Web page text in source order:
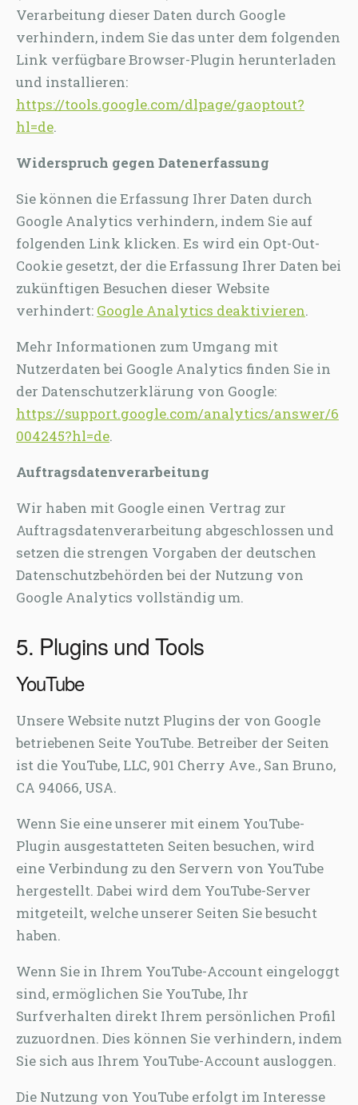
Verarbeitung dieser Daten durch Google
verhindern, indem Sie das unter dem folgenden
Link verfügbare Browser-Plugin herunterladen
und installieren:
https://tools.google.com/dlpage/gaoptout?
hl=de.
Widerspruch gegen Datenerfassung
Sie können die Erfassung Ihrer Daten durch
Google Analytics verhindern, indem Sie auf
folgenden Link klicken. Es wird ein Opt-Out-
Cookie gesetzt, der die Erfassung Ihrer Daten bei
zukünftigen Besuchen dieser Website
verhindert: Google Analytics deaktivieren.
Mehr Informationen zum Umgang mit
Nutzerdaten bei Google Analytics finden Sie in
der Datenschutzerklärung von Google:
https://support.google.com/analytics/answer/6
004245?hl=de.
Auftragsdatenverarbeitung
Wir haben mit Google einen Vertrag zur
Auftragsdatenverarbeitung abgeschlossen und
setzen die strengen Vorgaben der deutschen
Datenschutzbehörden bei der Nutzung von
Google Analytics vollständig um.
5. Plugins und Tools
YouTube
Unsere Website nutzt Plugins der von Google
betriebenen Seite YouTube. Betreiber der Seiten
ist die YouTube, LLC, 901 Cherry Ave., San Bruno,
CA 94066, USA.
Wenn Sie eine unserer mit einem YouTube-
Plugin ausgestatteten Seiten besuchen, wird
eine Verbindung zu den Servern von YouTube
hergestellt. Dabei wird dem YouTube-Server
mitgeteilt, welche unserer Seiten Sie besucht
haben.
Wenn Sie in Ihrem YouTube-Account eingeloggt
sind, ermöglichen Sie YouTube, Ihr
Surfverhalten direkt Ihrem persönlichen Profil
zuzuordnen. Dies können Sie verhindern, indem
Sie sich aus Ihrem YouTube-Account ausloggen.
Die Nutzung von YouTube erfolgt im Interesse